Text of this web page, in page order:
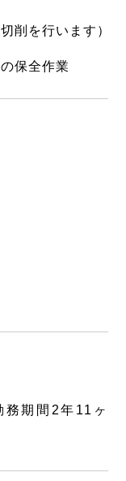
削を行います）
保全作業
務期間2年11ヶ